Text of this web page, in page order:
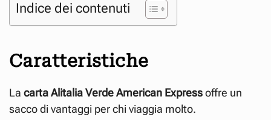
Indice dei contenuti
Caratteristiche
La carta Alitalia Verde American Expressoffre un
sacco di vantaggi per chi viaggia molto.